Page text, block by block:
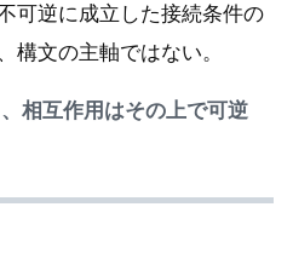
可逆に成立した接続条件の
構文の主軸ではない。
相互作用はその上で可逆